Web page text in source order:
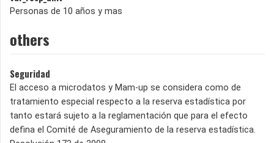
Personas de 10 años y mas
others
Seguridad
El acceso a microdatos y Mam-up se considera como de
tratamiento especial respecto a la reserva estadística por
tanto estará sujeto a la reglamentación que para el efecto
defina el Comité de Aseguramiento de la reserva estadística.